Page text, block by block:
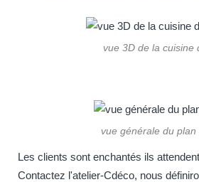
vue 3D de la cuisine
vue générale du
Les clients sont enchantés ils
Contactez l'atelier-Cdéco, nous